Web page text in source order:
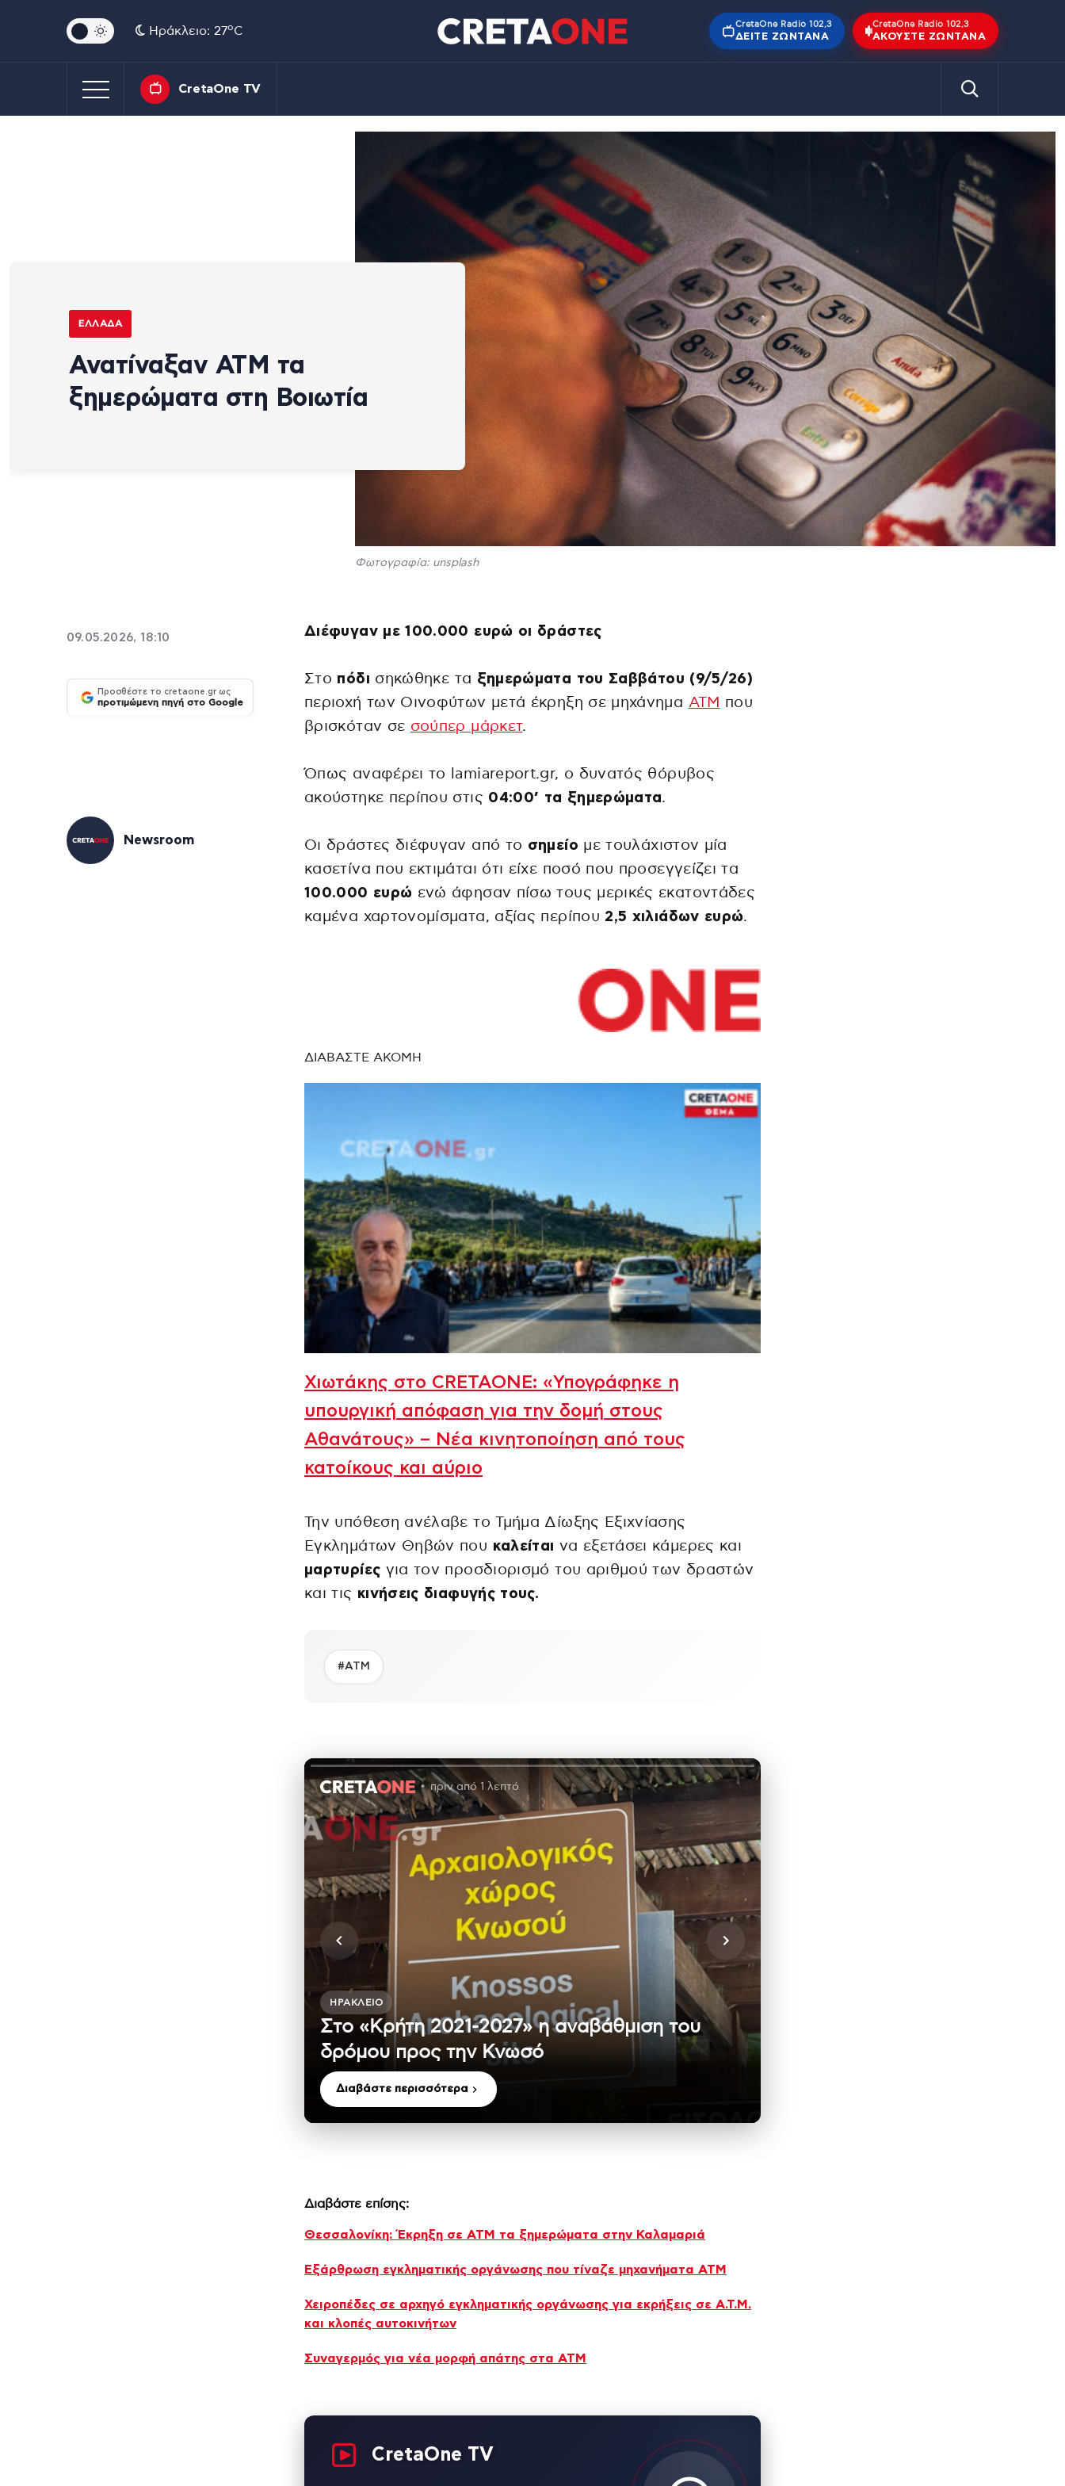
Ηράκλειο: 27oC
CretaOne Radio 102,3
ΔΕΊΤΕ ΖΩΝΤΑΝΆ
CretaOne Radio 102,3
ΑΚΟΎΣΤΕ ΖΩΝΤΑΝΆ
CretaOne TV
ΕΛΛΆΔΑ
Ανατίναξαν ΑΤΜ τα
ξημερώματα στη Βοιωτία
Φωτογραφία: unsplash
09.05.2026, 18:10
Προσθέστε το cretaone.gr ως
προτιμώμενη πηγή στο Google
Newsroom
Διέφυγαν με 100.000 ευρώ οι δράστες
Στο πόδι σηκώθηκε τα ξημερώματα του Σαββάτου (9/5/26)
περιοχή των Οινοφύτων μετά έκρηξη σε μηχάνημα ΑΤΜ που
βρισκόταν σε σούπερ μάρκετ.
Όπως αναφέρει το lamiareport.gr, ο δυνατός θόρυβος
ακούστηκε περίπου στις 04:00’ τα ξημερώματα.
Οι δράστες διέφυγαν από το σημείο με τουλάχιστον μία
κασετίνα που εκτιμάται ότι είχε ποσό που προσεγγείζει τα
100.000 ευρώ ενώ άφησαν πίσω τους μερικές εκατοντάδες
καμένα χαρτονομίσματα, αξίας περίπου 2,5 χιλιάδων ευρώ.
ΔΙΑΒΑΣΤΕ ΑΚΟΜΗ
Χιωτάκης στο CRETAONE: «Υπογράφηκε η
υπουργική απόφαση για την δομή στους
Αθανάτους» – Νέα κινητοποίηση από τους
κατοίκους και αύριο
Την υπόθεση ανέλαβε το Τμήμα Δίωξης Εξιχνίασης
Εγκλημάτων Θηβών που καλείται να εξετάσει κάμερες και
μαρτυρίες για τον προσδιορισμό του αριθμού των δραστών
και τις κινήσεις διαφυγής τους.
#ΑΤΜ
πριν από 1 λεπτό
ΗΡΆΚΛΕΙΟ
Στο «Κρήτη 2021-2027» η αναβάθμιση του
δρόμου προς την Κνωσό
Διαβάστε περισσότερα
Διαβάστε επίσης:
Θεσσαλονίκη: Έκρηξη σε ΑΤΜ τα ξημερώματα στην Καλαμαριά
Εξάρθρωση εγκληματικής οργάνωσης που τίναζε μηχανήματα ΑΤΜ
Χειροπέδες σε αρχηγό εγκληματικής οργάνωσης για εκρήξεις σε Α.Τ.Μ.
και κλοπές αυτοκινήτων
Συναγερμός για νέα μορφή απάτης στα ΑΤΜ
CretaOne TV